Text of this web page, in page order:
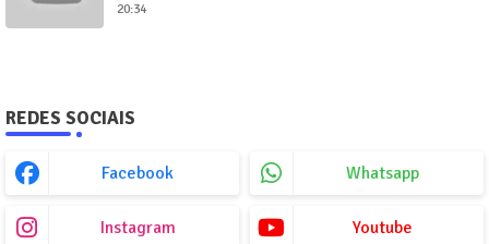
20:34
REDES SOCIAIS
Facebook Whatsapp
Instagram Youtube